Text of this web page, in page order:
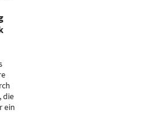
die
ein